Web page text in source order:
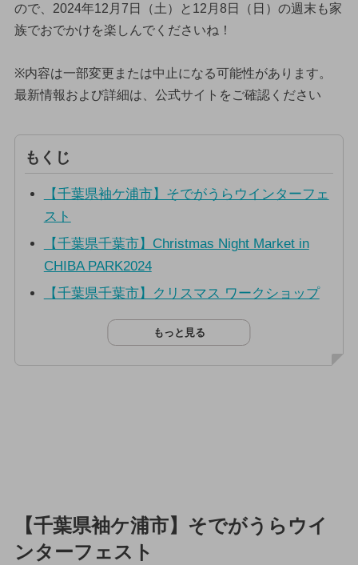
ので、2024年12月7日（土）と12月8日（日）の週末も家
族でおでかけを楽しんでくださいね！
※内容は一部変更または中止になる可能性があります。
最新情報および詳細は、公式サイトをご確認ください
もくじ
【千葉県袖ケ浦市】そでがうらウインターフェ
スト
【千葉県千葉市】Christmas Night Market in
CHIBA PARK2024
【千葉県千葉市】クリスマス ワークショップ
もっと見る
【千葉県袖ケ浦市】そでがうらウイ
ンターフェスト